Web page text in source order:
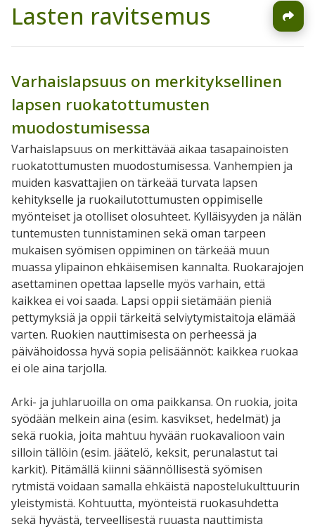
Lasten ravitsemus
Varhaislapsuus on merkityksellinen
lapsen ruokatottumusten
muodostumisessa
Varhaislapsuus on merkittävää aikaa tasapainoisten
ruokatottumusten muodostumisessa. Vanhempien ja
muiden kasvattajien on tärkeää turvata lapsen
kehitykselle ja ruokailutottumusten oppimiselle
myönteiset ja otolliset olosuhteet. Kylläisyyden ja nälän
tuntemusten tunnistaminen sekä oman tarpeen
mukaisen syömisen oppiminen on tärkeää muun
muassa ylipainon ehkäisemisen kannalta. Ruokarajojen
asettaminen opettaa lapselle myös varhain, että
kaikkea ei voi saada. Lapsi oppii sietämään pieniä
pettymyksiä ja oppii tärkeitä selviytymistaitoja elämää
varten. Ruokien nauttimisesta on perheessä ja
päivähoidossa hyvä sopia pelisäännöt: kaikkea ruokaa
ei ole aina tarjolla.
Arki- ja juhlaruoilla on oma paikkansa. On ruokia, joita
syödään melkein aina (esim. kasvikset, hedelmät) ja
sekä ruokia, joita mahtuu hyvään ruokavalioon vain
silloin tällöin (esim. jäätelö, keksit, perunalastut tai
karkit). Pitämällä kiinni säännöllisestä syömisen
rytmistä voidaan samalla ehkäistä napostelukulttuurin
yleistymistä. Kohtuutta, myönteistä ruokasuhdetta
sekä hyvästä, terveellisestä ruuasta nauttimista